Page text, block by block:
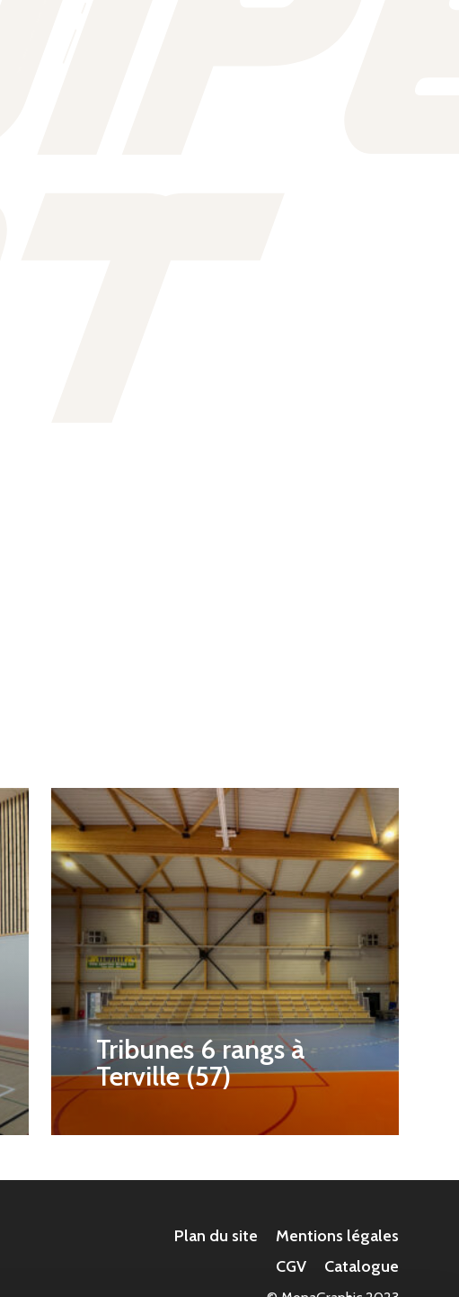
Tribunes 6 rangs à
Terville (57)
Plan du site
Mentions légales
CGV
Catalogue